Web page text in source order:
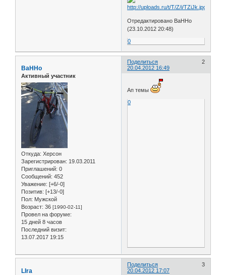
Отредактировано BaHHo
(23.10.2012 20:48)
0
Поделиться
2
20.04.2012 16:49
BaHHo
Активный участник
Откуда: Херсон
Зарегистрирован: 19.03.2011
Приглашений: 0
Сообщений: 452
Уважение: [+6/-0]
Позитив: [+13/-0]
Пол: Мужской
Возраст: 36 [1990-02-11]
Провел на форуме:
15 дней 8 часов
Последний визит:
13.07.2017 19:15
Ап темы
0
Поделиться
3
20.04.2012 17:07
LIra